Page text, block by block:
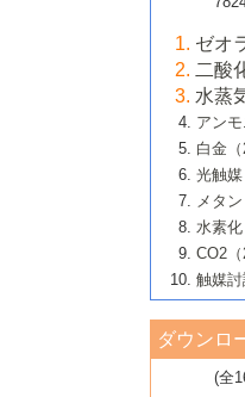
大学：オン
ライン開催
6号 メタン
B号 第125
院大学）
5号 固体触
換の最前線
6号 貴金属
ガス浄化触
B号 第123
6号 非貴金
B号 第121
大学）
5号 水素の
研究
6号 低級ア
媒技術
B号 第119
大学東京）
2号 リグニ
媒技術
3号 触媒研
者たち～（1
4号 触媒研
者たち～（2
5号 触媒研
者たち～（3）
6号 イオニ
の最新の研
B号 第117回
立大学）
2号 石油精
3号 固体酸
るアノード
4号 コアシ
5号 工業触
進歩
6号 ナノシー
B号 第115回
2号 光触媒
向
開発動向
4号 人工光
5号 未利用
する触媒技術
6号 ポリオキ
B号 第113回
ールホテル豊
1号 高耐久
ける新展開
2号 リビン
3号 天然ガ
媒技術
4号 貴金属
5号 バイオ
6号 ナノ空間
B号 第111回
▼54巻（2012
1号 規則性
の進歩
2号 第109回
3号 貴金属低
4号 貴金属代
5号 光触媒
6号 グラフェ
7号 水素を利
▼53巻（
1号 金属学
2号 第107回
3号 触媒の
4号 触媒の
5号 不活性
合成
6号 新しい固
7号 ゼオラ
▼52巻（
1号 触媒の
2号 第105回
3号 ナノ構造
4号 活性サ
計による触
5号 触媒を有
7号 有機分
1号 炭素材
2号 第103回
3号 環境浄
4号 水素社会
蔵技術の進歩
5号 CO2が関
▼50巻（
1号 触媒化
そして未来
2号 第101回
4号 錯体を利
構築と機能
▼49巻（
1号 含フッ
2号 第99回触
3号 実用的フ
を実現する触
▼48巻（2006
1号 固体酸触
2号 第97回触
3号 リビン
1号 最近の触
2号 第95回
▼46巻（
1号 部分酸化
▼45巻（
ゼオ
二酸
水蒸
アンモ
白金（
光触媒
メタン
水素化
CO2（
触媒討
ダウンロ
(全